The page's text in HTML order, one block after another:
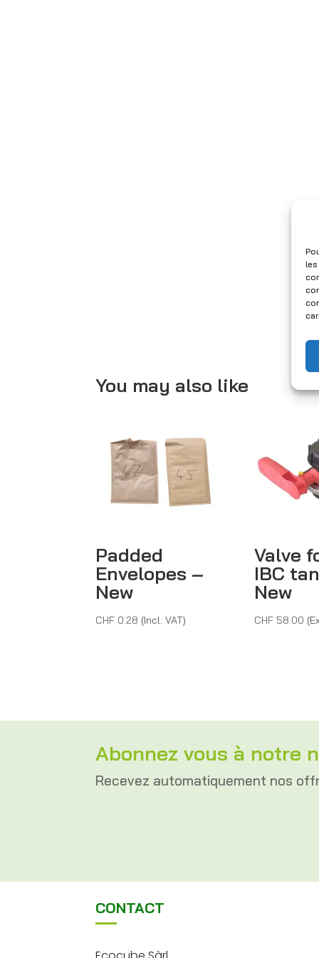
You may also like
Padded
Envelopes –
New
CHF 0.28 (Incl. VAT)
Valve
IBC
New
CHF 58.00
Abonnez vous à notre
Recevez automatiquement nos
CONTACT